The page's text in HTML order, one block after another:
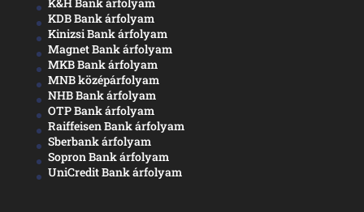
K&H Bank árfolyam
KDB Bank árfolyam
Kinizsi Bank árfolyam
Magnet Bank árfolyam
MKB Bank árfolyam
MNB középárfolyam
NHB Bank árfolyam
OTP Bank árfolyam
Raiffeisen Bank árfolyam
Sberbank árfolyam
Sopron Bank árfolyam
UniCredit Bank árfolyam